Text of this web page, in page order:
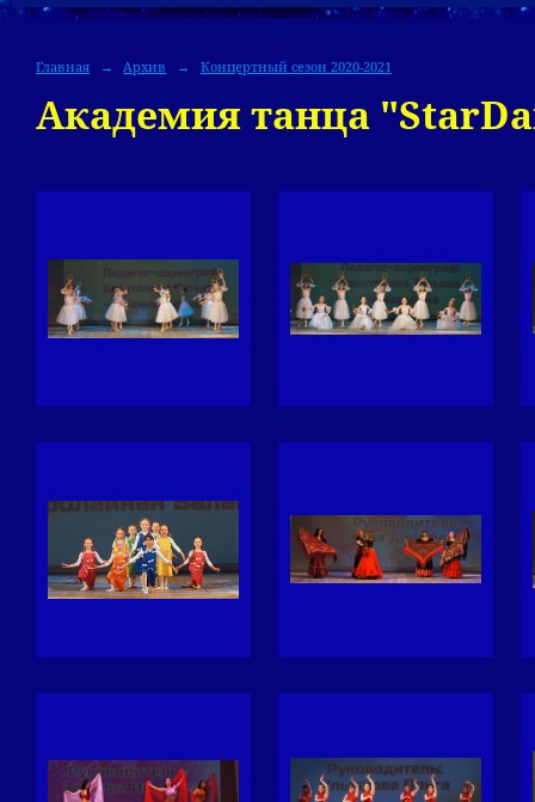
Главная → Архив → Концертный сезон 2020-2021
Академия танца